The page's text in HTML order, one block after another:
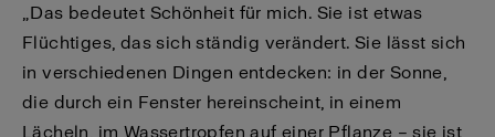
„Das bedeutet Schönheit für mich. Sie ist etwas
Flüchtiges, das sich ständig verändert. Sie lässt sich
in verschiedenen Dingen entdecken: in der Sonne,
die durch ein Fenster hereinscheint, in einem
Lächeln, im Wassertropfen auf einer Pflanze – sie ist